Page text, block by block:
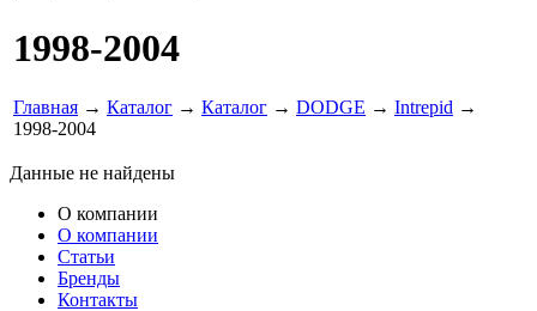
1998-2004
Главная → Каталог → Каталог → DODGE → Intrepid →
1998-2004
Данные не найдены
О компании
О компании
Статьи
Бренды
Контакты